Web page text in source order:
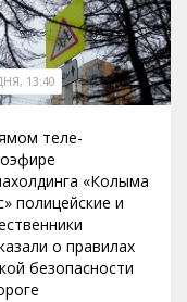
13:40
теле-
«Колыма
полицейские и
о правилах
безопасности